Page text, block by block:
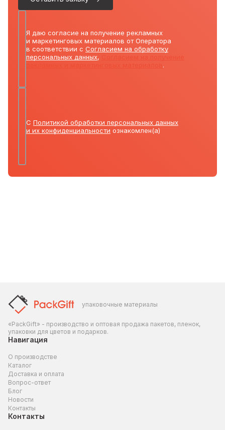
Я даю согласие на получение рекламных
и маркетинговых материалов от Оператора
в соответствии с Согласием на обработку
персональных данных,
.
С Политикой обработки персональных данных
и их конфиденциальности ознакомлен(а)
упаковочные материалы
«PackGift» - производство и оптовая продажа пакетов, пленок,
упаковки для цветов и подарков.
Навигация
О производстве
Каталог
Доставка и оплата
Вопрос-ответ
Блог
Новости
Контакты
Контакты